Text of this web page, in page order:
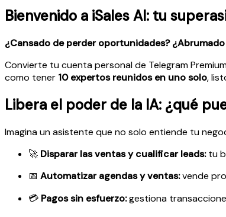
Bienvenido a iSales AI: tu
¿Cansado de perder oportunidades?
Convierte tu cuenta personal de Telegram
como tener 10 expertos reunidos en uno solo,
Libera el poder de la IA: ¿qué
Imagina un asistente que no solo entiende tu
🚀 Disparar las ventas y cualificar leads:tu
📅 Automatizar agendas y ventas:vende
💳 Pagos sin esfuerzo:gestiona